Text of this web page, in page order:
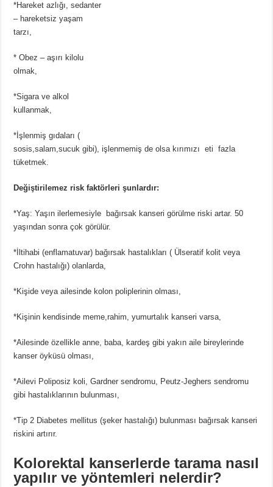
*Hareket azlığı, sedanter
– hareketsiz yaşam
tarzı,
* Obez – aşırı kilolu
olmak,
*Sigara ve alkol
kullanmak,
*İşlenmiş gıdaları (
sosis,salam,sucuk gibi), işlenmemiş de olsa kırımızı eti fazla
tüketmek.
Değiştirilemez risk faktörleri şunlardır:
*Yaş: Yaşın ilerlemesiyle bağırsak kanseri görülme riski artar. 50
yaşından sonra çok görülür.
*İltihabi (enflamatuvar) bağırsak hastalıkları ( Ülseratif kolit veya
Crohn hastalığı) olanlarda,
*Kişide veya ailesinde kolon poliplerinin olması,
*Kişinin kendisinde meme,rahim, yumurtalık kanseri varsa,
*Ailesinde özellikle anne, baba, kardeş gibi yakın aile bireylerinde
kanser öyküsü olması,
*Ailevi Poliposiz koli, Gardner sendromu, Peutz-Jeghers sendromu
gibi hastalıklarının bulunması,
*Tip 2 Diabetes mellitus (şeker hastalığı) bulunması bağırsak kanseri
riskini artırır.
Kolorektal kanserlerde tarama nasıl
yapılır ve yöntemleri nelerdir?